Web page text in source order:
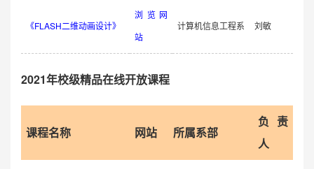
《FLASH二维动画设计》
浏览网
站
计算机信息工程系 刘敏
2021年校级精品在线开放课程
课程名称 网站 所属系部
负责
人